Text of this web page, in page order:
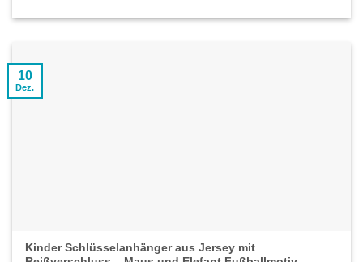
Kinder Schlüsselanhänger aus Jersey mit
10
Dez.